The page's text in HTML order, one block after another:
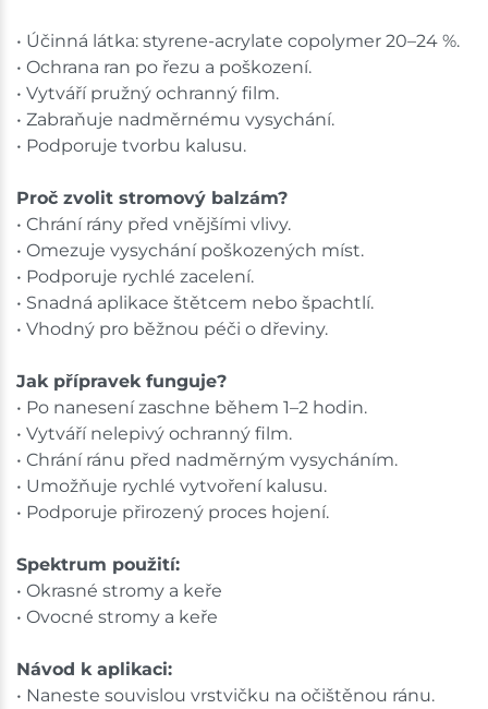
• Účinná látka: styrene-acrylate copolymer 20–24 %.
• Ochrana ran po řezu a poškození.
• Vytváří pružný ochranný film.
• Zabraňuje nadměrnému vysychání.
• Podporuje tvorbu kalusu.
Proč zvolit stromový balzám?
• Chrání rány před vnějšími vlivy.
• Omezuje vysychání poškozených míst.
• Podporuje rychlé zacelení.
• Snadná aplikace štětcem nebo špachtlí.
• Vhodný pro běžnou péči o dřeviny.
Jak přípravek funguje?
• Po nanesení zaschne během 1–2 hodin.
• Vytváří nelepivý ochranný film.
• Chrání ránu před nadměrným vysycháním.
• Umožňuje rychlé vytvoření kalusu.
• Podporuje přirozený proces hojení.
Spektrum použití:
• Okrasné stromy a keře
• Ovocné stromy a keře
Návod k aplikaci:
• Naneste souvislou vrstvičku na očištěnou ránu.